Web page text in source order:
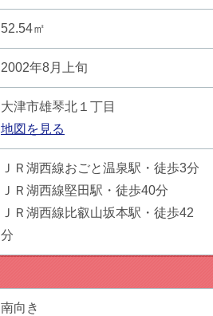
52.54㎡
2002年8月上旬
大津市雄琴北１丁目
地図を見る
ＪＲ湖西線おごと温泉駅・徒歩3分
ＪＲ湖西線堅田駅・徒歩40分
ＪＲ湖西線比叡山坂本駅・徒歩42
分
南向き